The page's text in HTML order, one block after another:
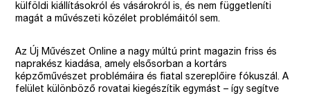
külföldi kiállításokról és vásárokról is, és nem függetleníti
magát a művészeti közélet problémáitól sem.
Az Új Művészet Online a nagy múltú print magazin friss és
naprakész kiadása, amely elsősorban a kortárs
képzőművészet problémáira és fiatal szereplőire fókuszál. A
felület különböző rovatai kiegészítik egymást – így segítve